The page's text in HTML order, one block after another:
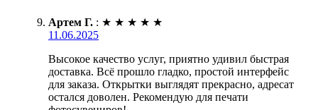
Артем Г. : ★ ★ ★ ★ ★
11.06.2025
Высокое качество услуг, приятно удивил быстрая
доставка. Всё прошло гладко, простой интерфейс
для заказа. Открытки выглядят прекрасно, адресат
остался доволен. Рекомендую для печати